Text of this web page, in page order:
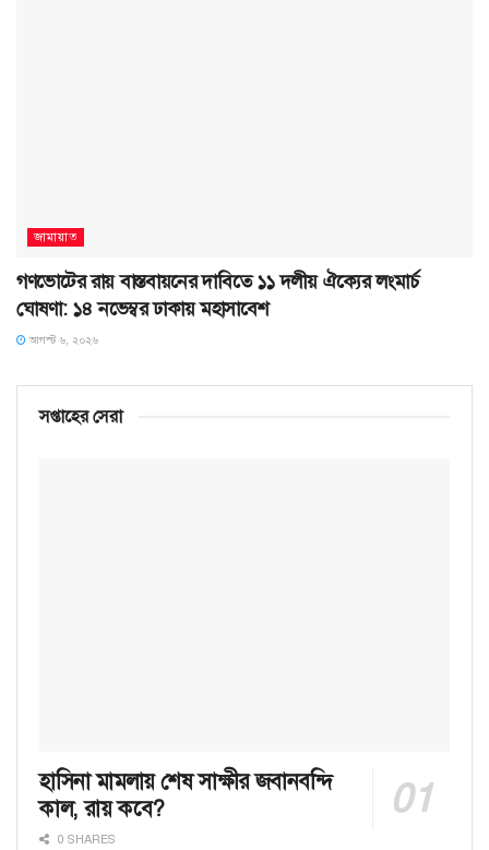
জামায়াত
গণভোটের রায় বাস্তবায়নের দাবিতে ১১ দলীয় ঐক্যের লংমার্চ
ঘোষণা: ১৪ নভেম্বর ঢাকায় মহাসাবেশ
আগস্ট ৬, ২০২৬
সপ্তাহের সেরা
হাসিনা মামলায় শেষ সাক্ষীর জবানবন্দি
কাল, রায় কবে?
0 SHARES